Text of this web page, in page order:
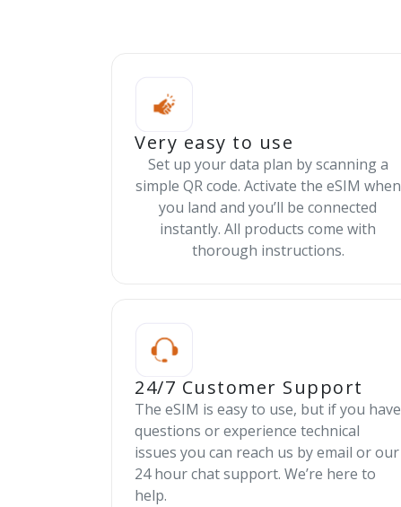
Very easy to use
Set up your data plan by scanning a
simple QR code. Activate the eSIM when
you land and you’ll be connected
instantly. All products come with
thorough instructions.
24/7 Customer Support
The eSIM is easy to use, but if you have
questions or experience technical
issues you can reach us by email or our
24 hour chat support. We’re here to
help.